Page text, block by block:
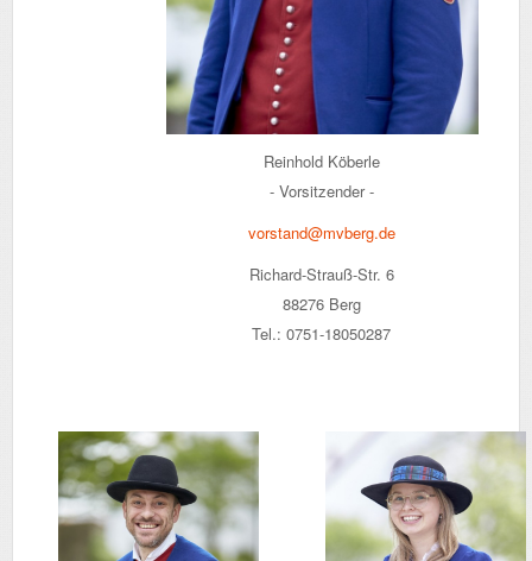
Reinhold Köberle
- Vorsitzender -
vorstand@mvberg.de
Richard-Strauß-Str. 6
88276 Berg
Tel.: 0751-18050287